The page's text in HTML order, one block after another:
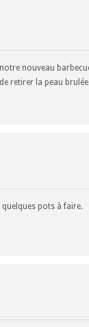
nouveau
retirer la peau
quelques pots à faire.